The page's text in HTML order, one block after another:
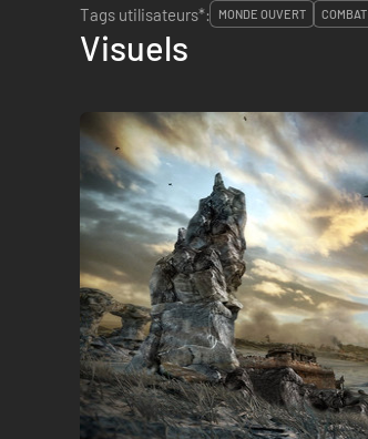
Tags utilisateurs*:
MONDE OUVERT
Visuels